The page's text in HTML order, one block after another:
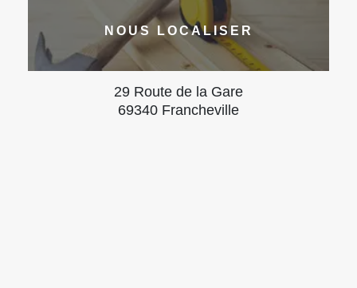
NOUS LOCALISER
29 Route de la Gare
69340 Francheville